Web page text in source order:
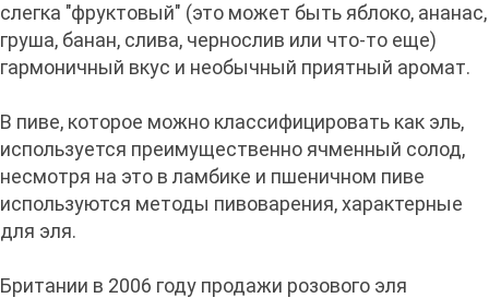
слегка "фруктовый" (это может быть яблоко, ананас,
груша, банан, слива, чернослив или что-то еще)
гармоничный вкус и необычный приятный аромат.
В пиве, которое можно классифицировать как эль,
используется преимущественно ячменный солод,
несмотря на это в ламбике и пшеничном пиве
используются методы пивоварения, характерные
для эля.
Британии в 2006 году продажи розового эля